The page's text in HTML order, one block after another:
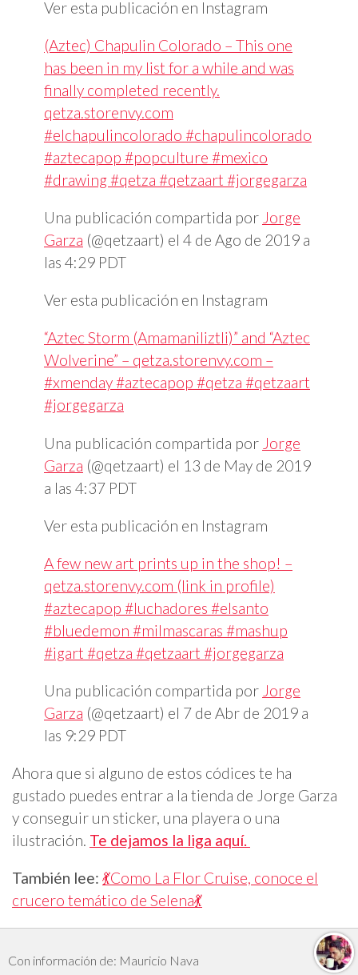
Ver esta publicación en Instagram
(Aztec) Chapulin Colorado – This one
has been in my list for a while and was
finally completed recently.
qetza.storenvy.com
#elchapulincolorado #chapulincolorado
#aztecapop #popculture #mexico
#drawing #qetza #qetzaart #jorgegarza
Una publicación compartida por Jorge
Garza (@qetzaart) el 4 de Ago de 2019 a
las 4:29 PDT
Ver esta publicación en Instagram
“Aztec Storm (Amamaniliztli)” and “Aztec
Wolverine” – qetza.storenvy.com –
#xmenday #aztecapop #qetza #qetzaart
#jorgegarza
Una publicación compartida por Jorge
Garza (@qetzaart) el 13 de May de 2019
a las 4:37 PDT
Ver esta publicación en Instagram
A few new art prints up in the shop! –
qetza.storenvy.com (link in profile)
#aztecapop #luchadores #elsanto
#bluedemon #milmascaras #mashup
#igart #qetza #qetzaart #jorgegarza
Una publicación compartida por Jorge
Garza (@qetzaart) el 7 de Abr de 2019 a
las 9:29 PDT
Ahora que si alguno de estos códices te ha
gustado puedes entrar a la tienda de Jorge Garza
y conseguir un sticker, una playera o una
ilustración. Te dejamos la liga aquí.
También lee: 💃Como La Flor Cruise, conoce el
crucero temático de Selena💃
Con información de: Mauricio Nava